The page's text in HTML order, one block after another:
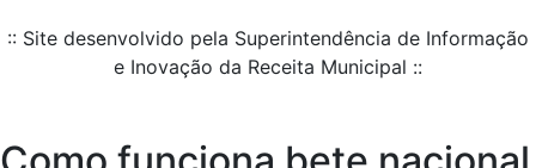
:: Site desenvolvido pela Superintendência de Informação
e Inovação da Receita Municipal ::